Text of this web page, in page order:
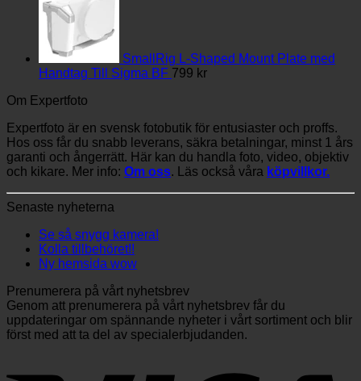
SmallRig L-Shaped Mount Plate med
Handtag Till Sigma BF 799 kr
Om Expertfoto
Expertfoto är en svensk fotobutik för entusiaster och proffs.
Hos oss får du snabb leverans, säkra betalningar, minst 1 års
garanti och ångerrätt. Här kan du handla foto, video, objektiv
och kikare. Mer info: Om oss. Läs också våra köpvillkor.
Senaste nyheterna
Se så snygg kamera!
Kolla tillbehöret!!
Ny hemsida wow
Prenumerera på vårt nyhetsbrev
Genom att prenumerera på vårt nyhetsbrev får du
uppdateringar om spännande nyheter i vårt sortiment och blir
först med att ta del av specialerbjudanden.